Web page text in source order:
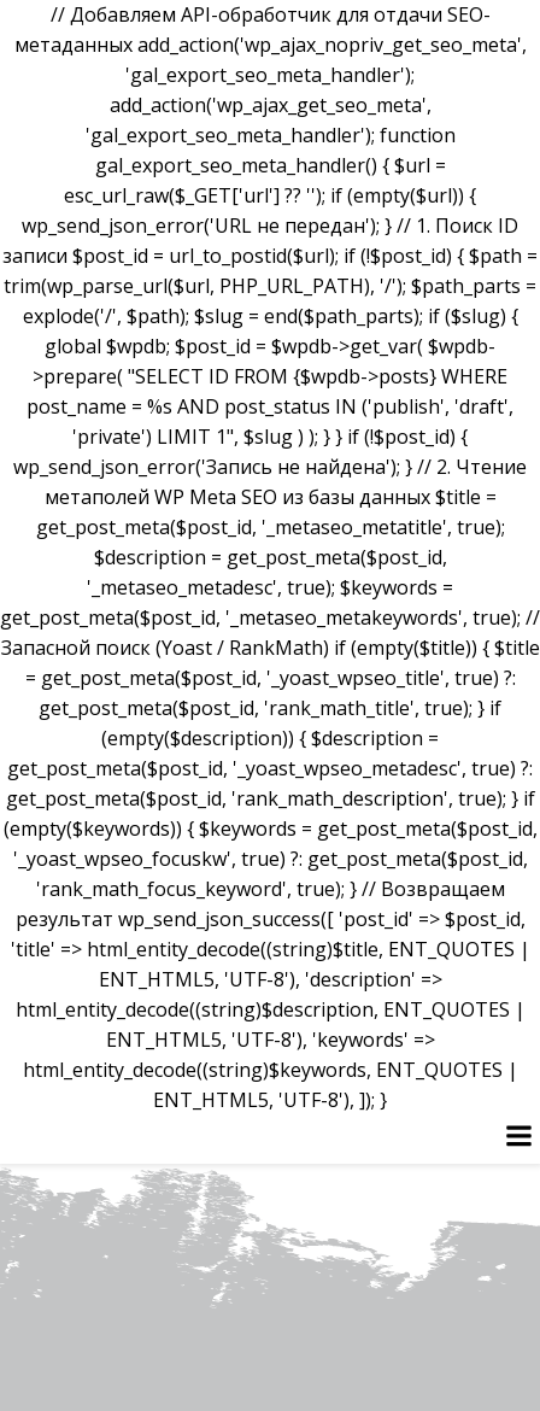
// Добавляем API-обработчик для отдачи SEO-
метаданных add_action('wp_ajax_nopriv_get_seo_meta',
'gal_export_seo_meta_handler');
add_action('wp_ajax_get_seo_meta',
'gal_export_seo_meta_handler'); function
gal_export_seo_meta_handler() { $url =
esc_url_raw($_GET['url'] ?? ''); if (empty($url)) {
wp_send_json_error('URL не передан'); } // 1. Поиск ID
записи $post_id = url_to_postid($url); if (!$post_id) { $path =
trim(wp_parse_url($url, PHP_URL_PATH), '/'); $path_parts =
explode('/', $path); $slug = end($path_parts); if ($slug) {
global $wpdb; $post_id = $wpdb->get_var( $wpdb-
>prepare( "SELECT ID FROM {$wpdb->posts} WHERE
post_name = %s AND post_status IN ('publish', 'draft',
'private') LIMIT 1", $slug ) ); } } if (!$post_id) {
wp_send_json_error('Запись не найдена'); } // 2. Чтение
метаполей WP Meta SEO из базы данных $title =
get_post_meta($post_id, '_metaseo_metatitle', true);
$description = get_post_meta($post_id,
'_metaseo_metadesc', true); $keywords =
get_post_meta($post_id, '_metaseo_metakeywords', true); //
Запасной поиск (Yoast / RankMath) if (empty($title)) { $title
= get_post_meta($post_id, '_yoast_wpseo_title', true) ?:
get_post_meta($post_id, 'rank_math_title', true); } if
(empty($description)) { $description =
get_post_meta($post_id, '_yoast_wpseo_metadesc', true) ?:
get_post_meta($post_id, 'rank_math_description', true); } if
(empty($keywords)) { $keywords = get_post_meta($post_id,
'_yoast_wpseo_focuskw', true) ?: get_post_meta($post_id,
'rank_math_focus_keyword', true); } // Возвращаем
результат wp_send_json_success([ 'post_id' => $post_id,
'title' => html_entity_decode((string)$title, ENT_QUOTES |
ENT_HTML5, 'UTF-8'), 'description' =>
html_entity_decode((string)$description, ENT_QUOTES |
ENT_HTML5, 'UTF-8'), 'keywords' =>
html_entity_decode((string)$keywords, ENT_QUOTES |
ENT_HTML5, 'UTF-8'), ]); }